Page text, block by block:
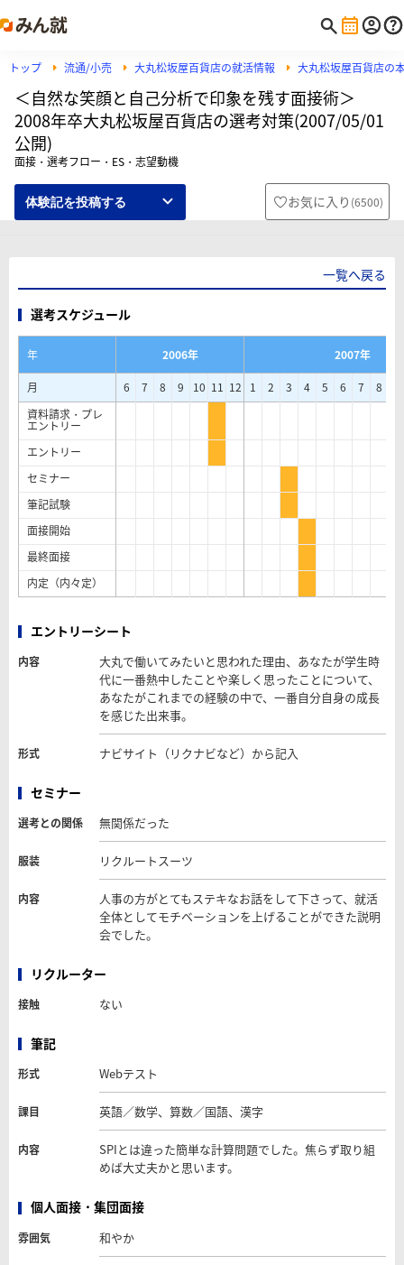
トップ 流通/小売 大丸松坂屋百貨店の就活情報 大丸松坂屋百貨店の
＜自然な笑顔と自己分析で印象を残す面接術＞
2008年卒大丸松坂屋百貨店の選考対策(2007/05/01
公開)
面接・選考フロー・ES・志望動機
体験記を投稿する お気に入り (6500)
一覧へ戻る
選考スケジュール
年 2006年
2007年
月
6 7 8 9 10 11 12 1 2 3 4 5 6 7 8
資料請求・プレ
エントリー
エントリー
セミナー
筆記試験
面接開始
最終面接
内定（内々定）
エントリーシート
内容
大丸で働いてみたいと思われた理由、あなたが学生時
代に一番熱中したことや楽しく思ったことについて、
あなたがこれまでの経験の中で、一番自分自身の成長
を感じた出来事。
形式 ナビサイト（リクナビなど）から記入
セミナー
選考との関係 無関係だった
服装 リクルートスーツ
内容
人事の方がとてもステキなお話をして下さって、就活
全体としてモチベーションを上げることができた説明
会でした。
リクルーター
接触 ない
筆記
形式 Webテスト
課目 英語／数学、算数／国語、漢字
内容
SPIとは違った簡単な計算問題でした。焦らず取り組
めば大丈夫かと思います。
個人面接・集団面接
雰囲気 和やか